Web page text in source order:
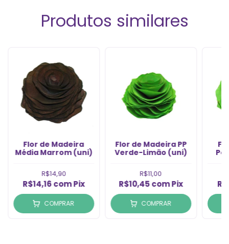
Produtos similares
Flor de Madeira
Média Marrom (uni)
R$14,90
R$14,16comPix
COMPRAR
Flor de Madeira PP
Verde-Limão (uni)
R$11,00
R$10,45comPix
COMPRAR